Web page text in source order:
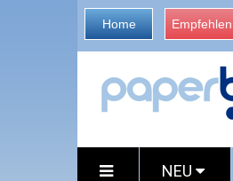
Home
NEU